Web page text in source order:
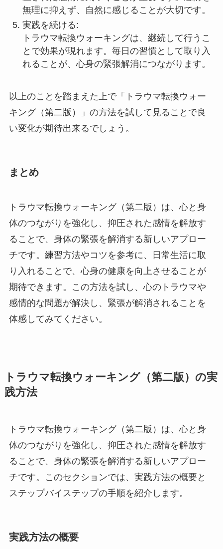
無理に抑えず、自然に感じることが大切です。
実践を続ける:
トラウマ転換ウォーキングは、継続して行うこ
とで効果が現れます。毎日の習慣として取り入
れることが、心身の緊張解消につながります。
以上のことを踏まえた上で「トラウマ転換ウォー
キング（第二版）」の方法を試して見ることで良
い変化が期待出来るでしょう。
まとめ
トラウマ転換ウォーキング（第二版）は、心と身
体のつながりを強化し、抑圧された感情を解放す
ることで、身体の緊張を解消する新しいアプロー
チです。練習方法やコツを参考に、日常生活に取
り入れることで、心身の健康を向上させることが
期待できます。この方法を試し、心のトラウマや
感情的な問題が解決し、緊張が解消されることを
体感してみてください。
トラウマ転換ウォーキング（第二版）の実
践方法
トラウマ転換ウォーキング（第二版）は、心と身
体のつながりを強化し、抑圧された感情を解放す
ることで、身体の緊張を解消する新しいアプロー
チです。このセクションでは、実践方法の概要と
ステップバイステップの手順を紹介します。
実践方法の概要